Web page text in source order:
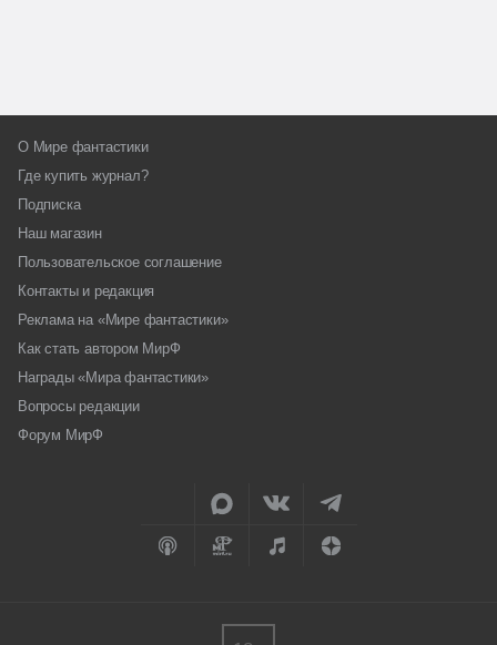
О Мире фантастики
Где купить журнал?
Подписка
Наш магазин
Пользовательское соглашение
Контакты и редакция
Реклама на «Мире фантастики»
Как стать автором МирФ
Награды «Мира фантастики»
Вопросы редакции
Форум МирФ